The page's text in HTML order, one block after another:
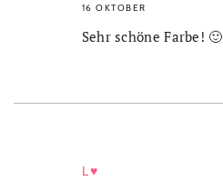
16 OKTOBER
Sehr schöne Farbe! 🙂
L♥